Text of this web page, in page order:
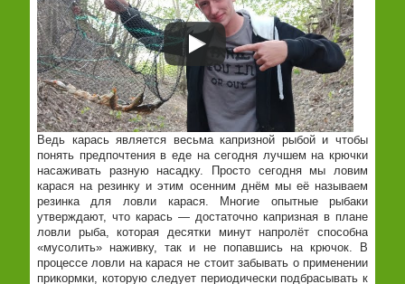
Ведь карась является весьма капризной рыбой и чтобы
понять предпочтения в еде на сегодня лучшем на крючки
насаживать разную насадку. Просто сегодня мы ловим
карася на резинку и этим осенним днём мы её называем
резинка для ловли карася. Многие опытные рыбаки
утверждают, что карась — достаточно капризная в плане
ловли рыба, которая десятки минут напролёт способна
«мусолить» наживку, так и не попавшись на крючок. В
процессе ловли на карася не стоит забывать о применении
прикормки, которую следует периодически подбрасывать к